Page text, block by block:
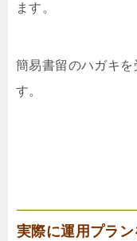
ます。
簡易書留のハガキ
す。
実際に運用プラン